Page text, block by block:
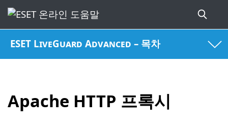
ESET LiveGuard Advanced – 목차
Apache HTTP 프록시